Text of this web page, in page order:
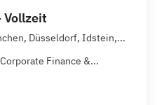
Vollzeit
Düsseldorf, Idstein,...
Finance &...